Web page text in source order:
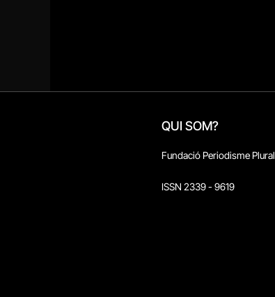
QUI SOM?
Fundació Periodisme Plural
ISSN 2339 - 9619